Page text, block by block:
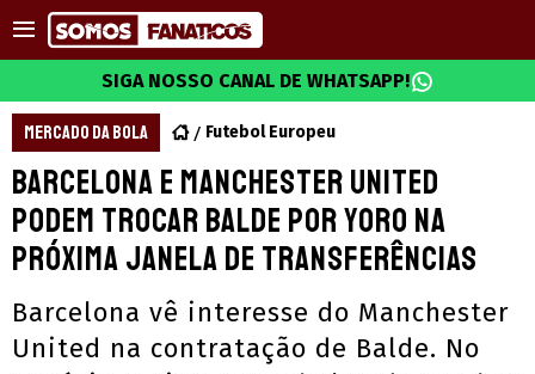
SIGA NOSSO CANAL DE WHATSAPP!
MERCADO DA BOLA Futebol Europeu
Barcelona e Manchester United
podem trocar Balde por Yoro na
próxima janela de transferências
Barcelona vê interesse do Manchester
United na contratação de Balde. No